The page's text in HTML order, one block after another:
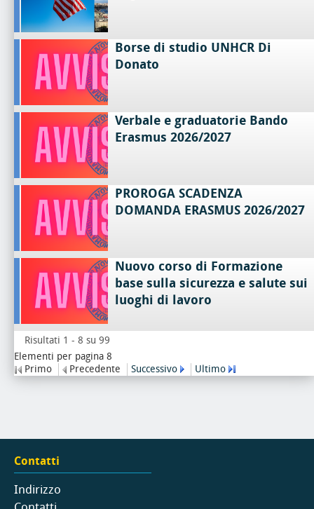
Borse di studio UNHCR Di
Donato
Verbale e graduatorie Bando
Erasmus 2026/2027
PROROGA SCADENZA
DOMANDA ERASMUS 2026/2027
Nuovo corso di Formazione
base sulla sicurezza e salute sui
luoghi di lavoro
Risultati 1 - 8 su 99
Elementi per pagina 8
Primo
Precedente Successivo Ultimo
Contatti
Indirizzo